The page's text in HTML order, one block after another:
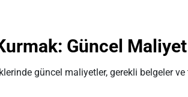
Güncel Maliyet
güncel maliyetler, gerekli belgeler